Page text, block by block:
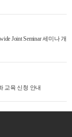
Joint Seminar 세미나 개
교육 신청 안내